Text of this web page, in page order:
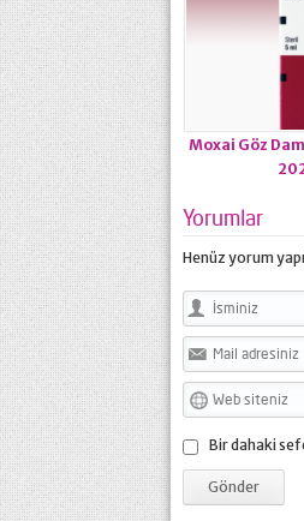
Moxai Göz
Yorumlar
Henüz yorum
Bir dahaki